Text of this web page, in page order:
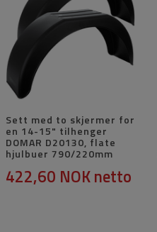
Sett med to skjermer for
en 14-15" tilhenger
DOMAR D20130, flate
hjulbuer 790/220mm
422,60 NOKnetto